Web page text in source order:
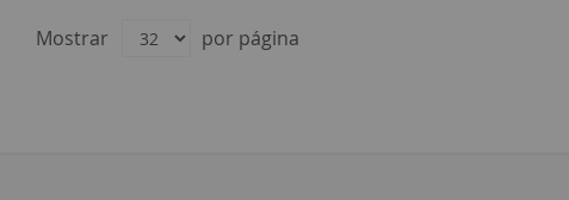
D.O. Arribes
Mostrar por página